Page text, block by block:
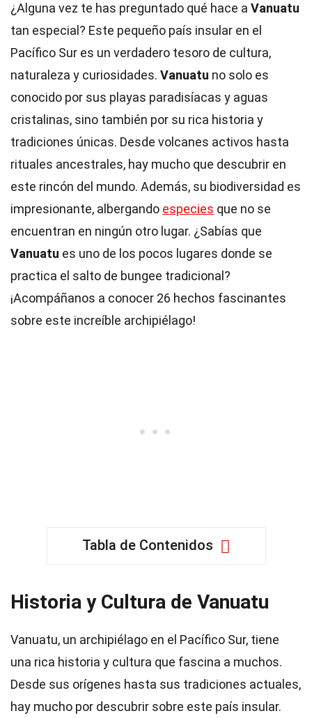
¿Alguna vez te has preguntado qué hace a Vanuatu
tan especial? Este pequeño país insular en el
Pacífico Sur es un verdadero tesoro de cultura,
naturaleza y curiosidades. Vanuatu no solo es
conocido por sus playas paradisíacas y aguas
cristalinas, sino también por su rica historia y
tradiciones únicas. Desde volcanes activos hasta
rituales ancestrales, hay mucho que descubrir en
este rincón del mundo. Además, su biodiversidad es
impresionante, albergando especies que no se
encuentran en ningún otro lugar. ¿Sabías que
Vanuatu es uno de los pocos lugares donde se
practica el salto de bungee tradicional?
¡Acompáñanos a conocer 26 hechos fascinantes
sobre este increíble archipiélago!
Tabla de Contenidos
Historia y Cultura de Vanuatu
Vanuatu, un archipiélago en el Pacífico Sur, tiene
una rica historia y cultura que fascina a muchos.
Desde sus orígenes hasta sus tradiciones actuales,
hay mucho por descubrir sobre este país insular.